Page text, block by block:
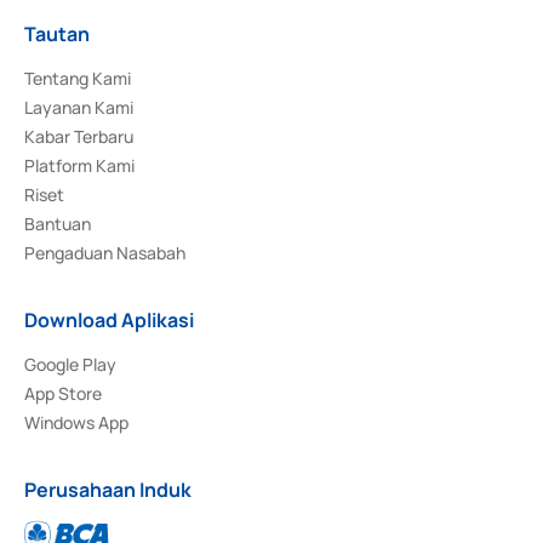
Tautan
Tentang Kami
Layanan Kami
Kabar Terbaru
Platform Kami
Riset
Bantuan
Pengaduan Nasabah
Download Aplikasi
Google Play
App Store
Windows App
Perusahaan Induk